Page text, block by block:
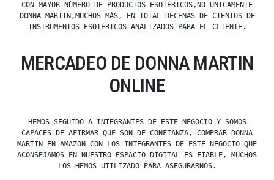
CON MAYOR NÚMERO DE PRODUCTOS ESOTÉRICOS,NO ÚNICAMENTE
DONNA MARTIN,MUCHOS MÁS, EN TOTAL DECENAS DE CIENTOS DE
INSTRUMENTOS ESOTÉRICOS ANALIZADOS PARA EL CLIENTE.
MERCADEO DE DONNA MARTIN
ONLINE
HEMOS SEGUIDO A INTEGRANTES DE ESTE NEGOCIO Y SOMOS
CAPACES DE AFIRMAR QUE SON DE CONFIANZA, COMPRAR DONNA
MARTIN EN AMAZON CON LOS INTEGRANTES DE ESTE NEGOCIO QUE
ACONSEJAMOS EN NUESTRO ESPACIO DIGITAL ES FIABLE, MUCHOS
LOS HEMOS UTILIZADO PARA ASEGURARNOS.